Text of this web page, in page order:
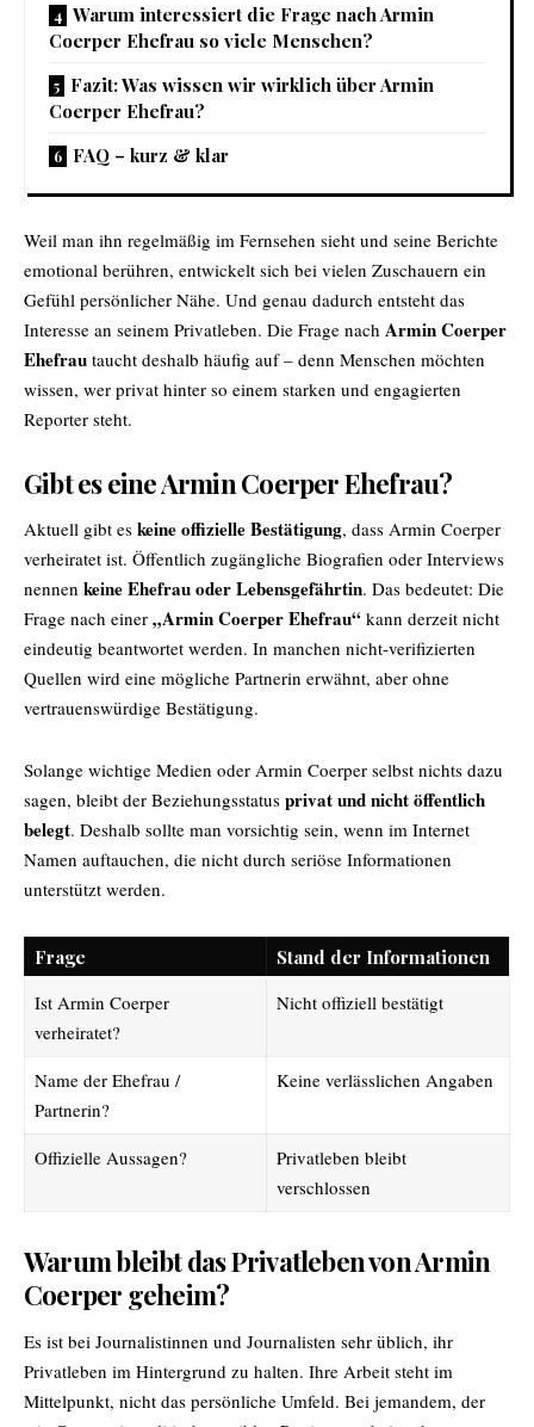
Warum interessiert die Frage nach Armin
Coerper Ehefrau so viele Menschen?
Fazit: Was wissen wir wirklich über Armin
Coerper Ehefrau?
FAQ – kurz & klar
Weil man ihn regelmäßig im Fernsehen sieht und seine Berichte
emotional berühren, entwickelt sich bei vielen Zuschauern ein
Gefühl persönlicher Nähe. Und genau dadurch entsteht das
Interesse an seinem Privatleben. Die Frage nach Armin Coerper
Ehefrau taucht deshalb häufig auf – denn Menschen möchten
wissen, wer privat hinter so einem starken und engagierten
Reporter steht.
Gibt es eine Armin Coerper Ehefrau?
Aktuell gibt es keine offizielle Bestätigung, dass Armin Coerper
verheiratet ist. Öffentlich zugängliche Biografien oder Interviews
nennen keine Ehefrau oder Lebensgefährtin. Das bedeutet: Die
Frage nach einer „Armin Coerper Ehefrau“ kann derzeit nicht
eindeutig beantwortet werden. In manchen nicht-verifizierten
Quellen wird eine mögliche Partnerin erwähnt, aber ohne
vertrauenswürdige Bestätigung.
Solange wichtige Medien oder Armin Coerper selbst nichts dazu
sagen, bleibt der Beziehungsstatus privat und nicht öffentlich
belegt. Deshalb sollte man vorsichtig sein, wenn im Internet
Namen auftauchen, die nicht durch seriöse Informationen
unterstützt werden.
Frage
Stand der Informationen
Ist Armin Coerper
verheiratet?
Nicht offiziell bestätigt
Name der Ehefrau /
Partnerin?
Keine verlässlichen Angaben
Offizielle Aussagen?
Privatleben bleibt
verschlossen
Warum bleibt das Privatleben von Armin
Coerper geheim?
Es ist bei Journalistinnen und Journalisten sehr üblich, ihr
Privatleben im Hintergrund zu halten. Ihre Arbeit steht im
Mittelpunkt, nicht das persönliche Umfeld. Bei jemandem, der